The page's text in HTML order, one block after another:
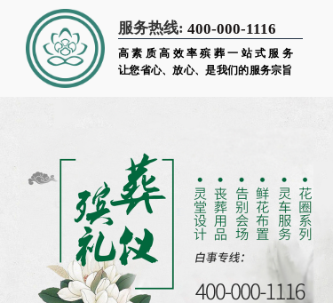
服务热线: 400-000-1116
高素质高效率殡葬一站式服务
让您省心、放心、是我们的服务宗旨